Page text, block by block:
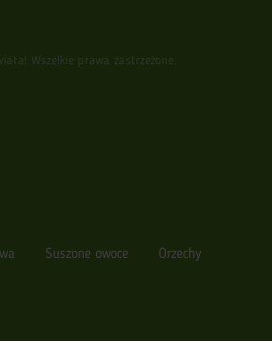
Wszelkie prawa zastrzeżone.
Suszone owoce Orzechy